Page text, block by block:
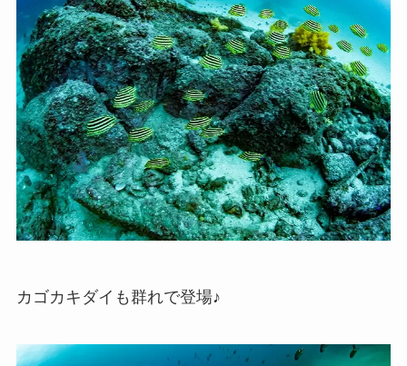
カゴカキダイも群れで登場♪